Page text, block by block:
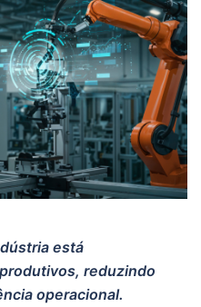
está
reduzindo
operacional.